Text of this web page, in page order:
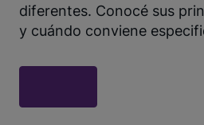
diferentes. Conocé sus
y cuándo conviene